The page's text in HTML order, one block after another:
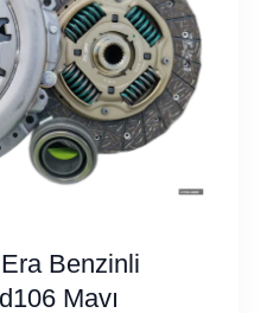
Benzinli
Mavı